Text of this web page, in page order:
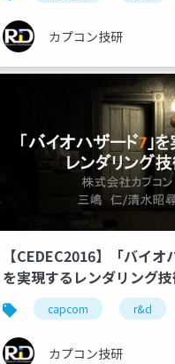
カプコン技研
cedec2017 world engine
カプコン技研 cedec
【CEDEC2016】「バイオ
を実現するレンダリング
capcom r&d
カプコン技研